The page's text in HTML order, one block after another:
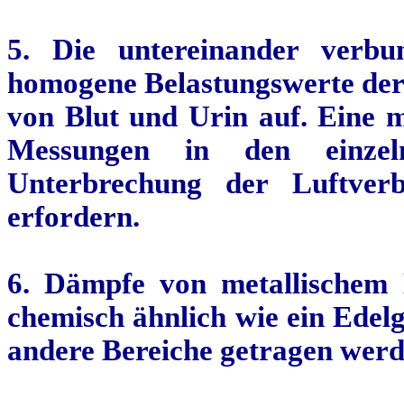
5. Die untereinander
homogene Belastungswerte
von Blut und Urin auf. Eine
Messungen in den
Unterbrechung der
erfordern.
6. Dämpfe vonmetallischem
chemisch ähnlich wie ein
andere Bereiche getragen